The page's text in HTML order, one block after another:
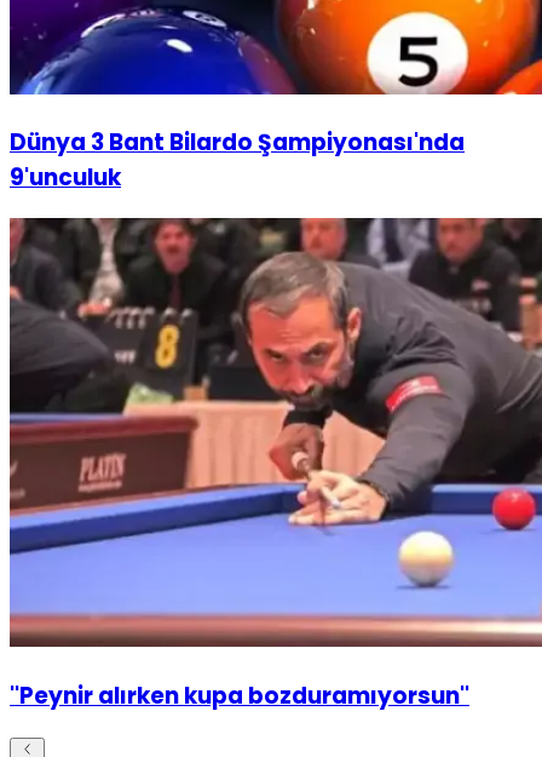
Dünya 3 Bant Bilardo Şampiyonası'nda
9'unculuk
''Peynir alırken kupa bozduramıyorsun''